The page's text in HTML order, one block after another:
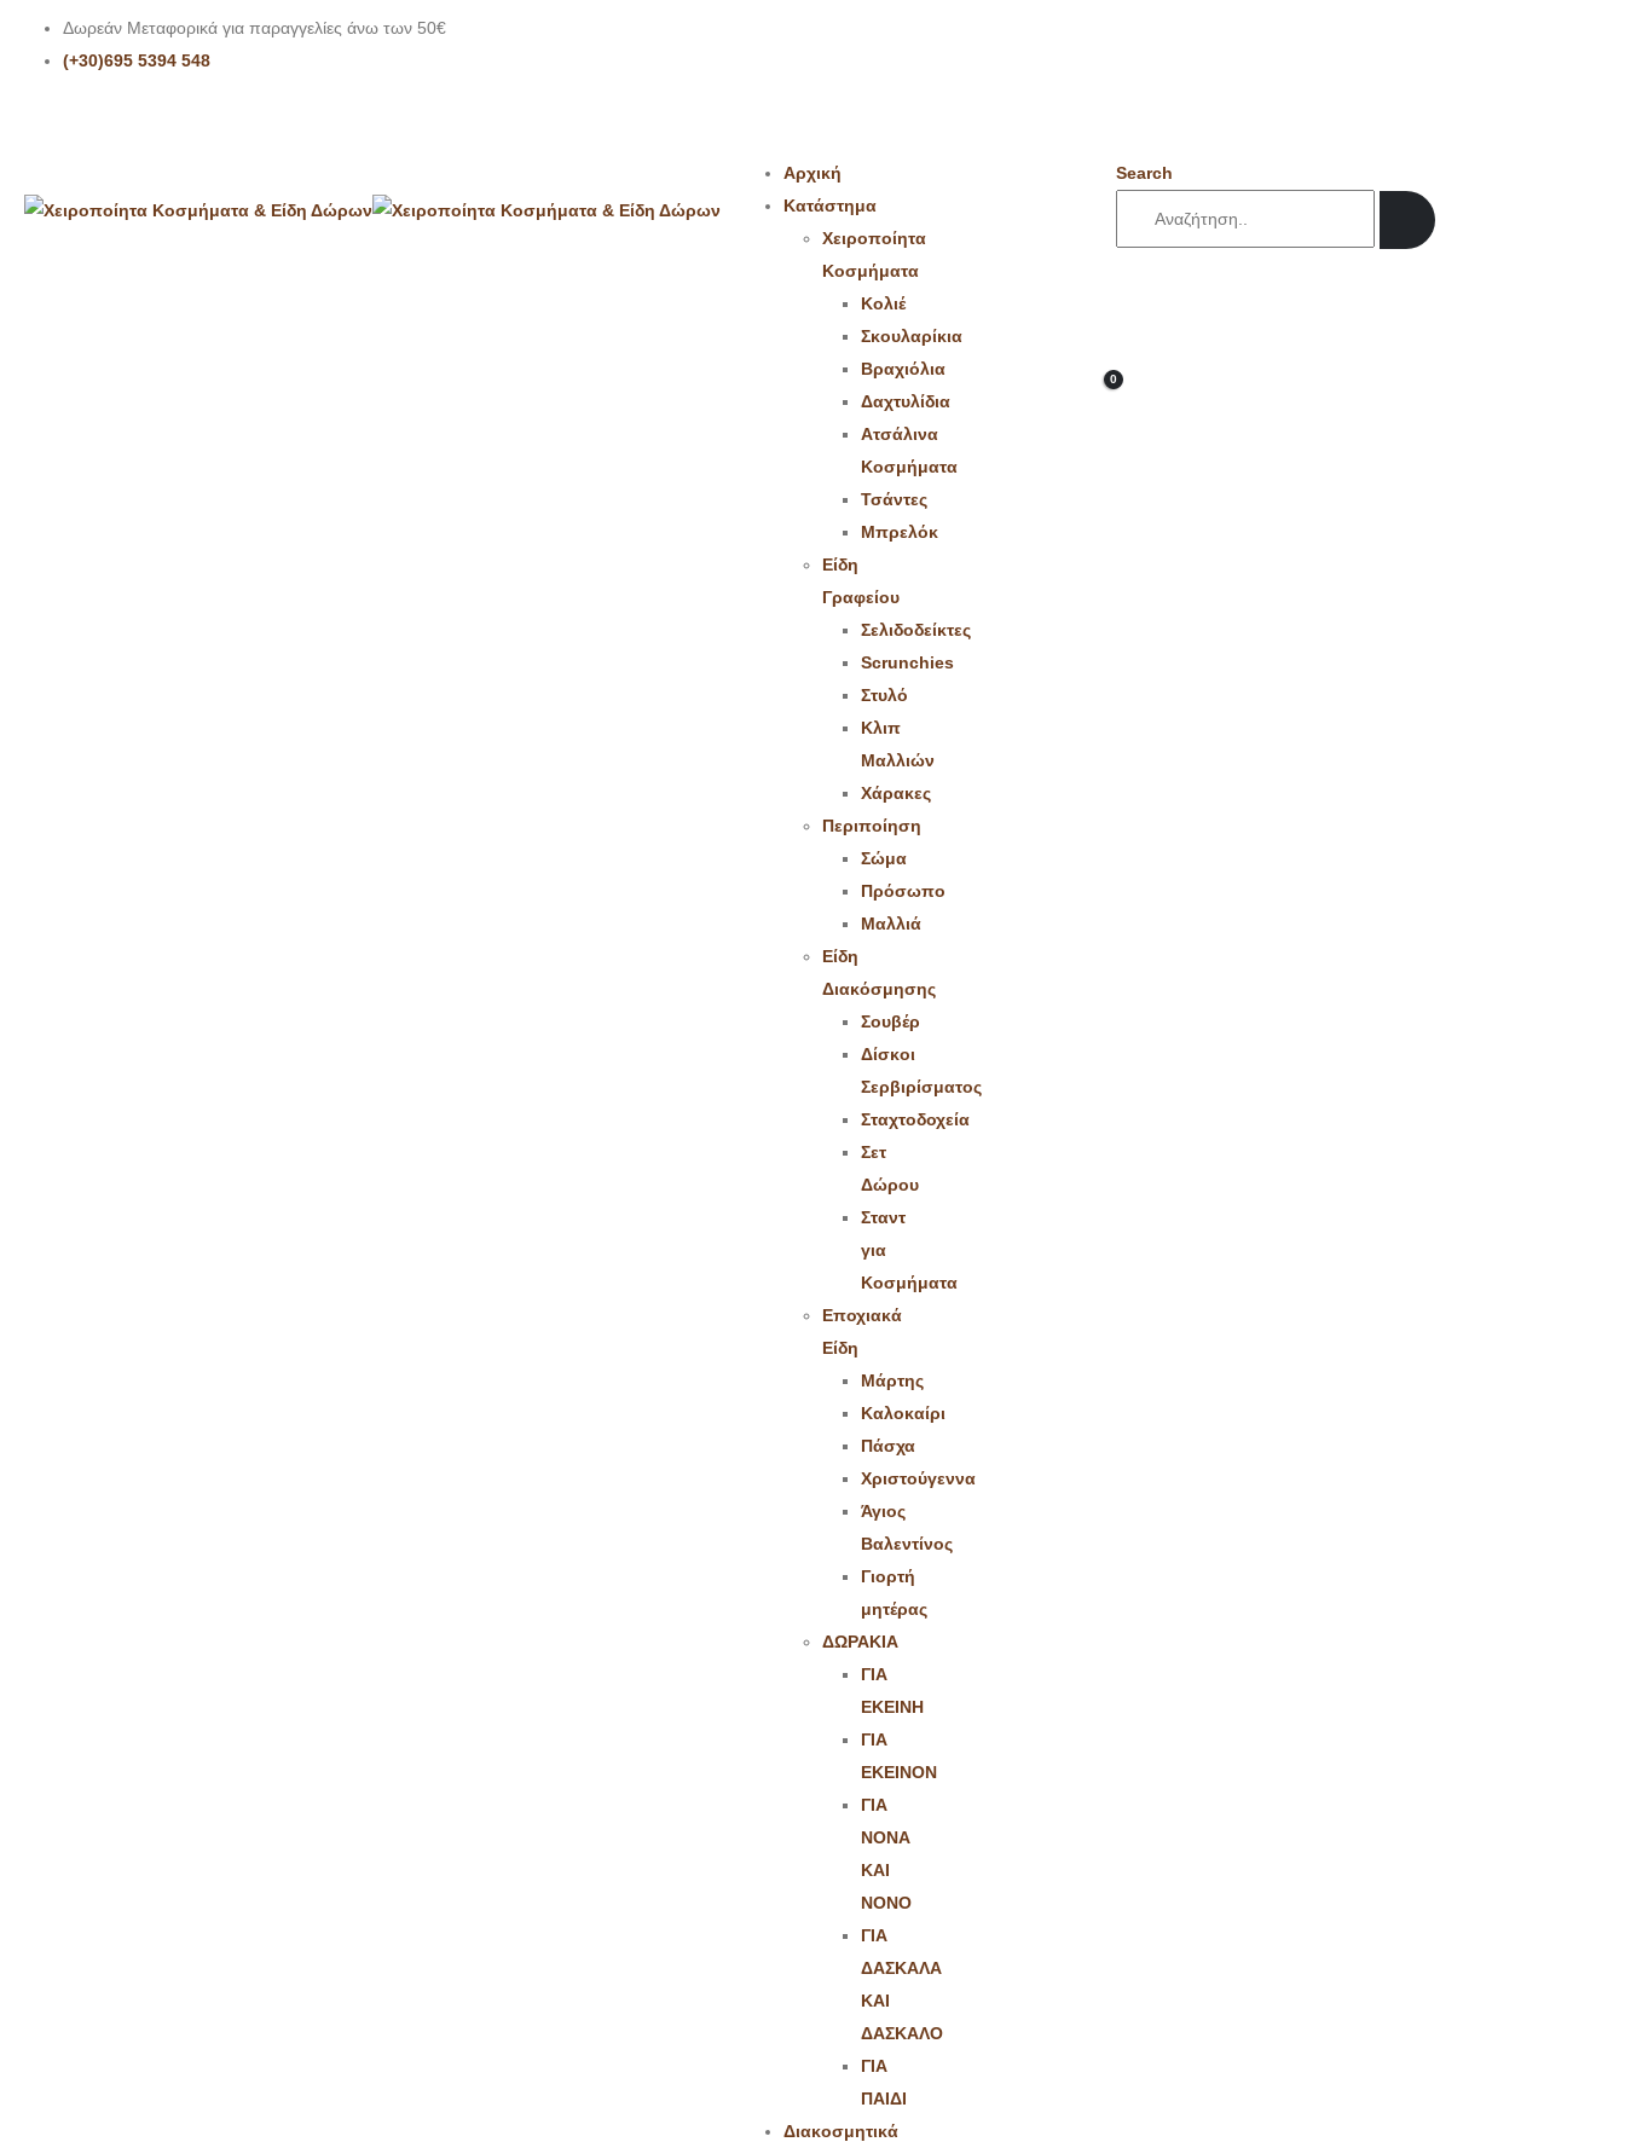
Δωρεάν Μεταφορικά για παραγγελίες άνω των 50€
(+30)695 5394 548
Αρχική
Κατάστημα
Χειροποίητα
Κοσμήματα
Κολιέ
Σκουλαρίκια
Βραχιόλια
Δαχτυλίδια
Ατσάλινα
Κοσμήματα
Τσάντες
Μπρελόκ
Είδη
Γραφείου
Σελιδοδείκτες
Scrunchies
Στυλό
Κλιπ
Μαλλιών
Χάρακες
Περιποίηση
Σώμα
Πρόσωπο
Μαλλιά
Είδη
Διακόσμησης
Σουβέρ
Δίσκοι
Σερβιρίσματος
Σταχτοδοχεία
Σετ
Δώρου
Σταντ
για
Κοσμήματα
Εποχιακά
Είδη
Μάρτης
Καλοκαίρι
Πάσχα
Χριστούγεννα
Άγιος
Βαλεντίνος
Γιορτή
μητέρας
ΔΩΡΑΚΙΑ
ΓΙΑ
ΕΚΕΙΝΗ
ΓΙΑ
ΕΚΕΙΝΟΝ
ΓΙΑ
ΝΟΝΑ
ΚΑΙ
ΝΟΝΟ
ΓΙΑ
ΔΑΣΚΑΛΑ
ΚΑΙ
ΔΑΣΚΑΛΟ
ΓΙΑ
ΠΑΙΔΙ
Διακοσμητικά
Search
0